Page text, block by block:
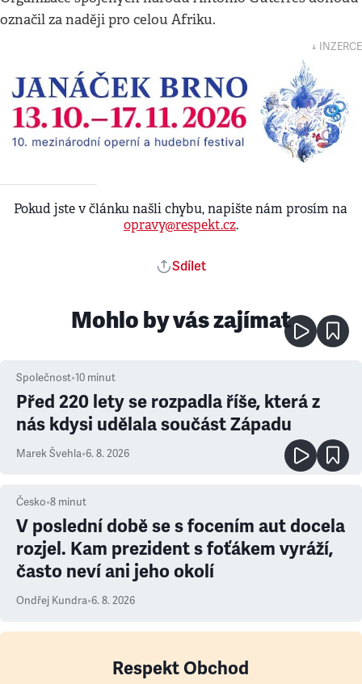
označil za naději pro celou Afriku.
↓ INZERCE
Pokud jste v článku našli chybu, napište nám prosím na
opravy@respekt.cz.
Sdílet
Mohlo by vás zajímat
Společnost•10 minut
Před 220 lety se rozpadla říše, která z
nás kdysi udělala součást Západu
Marek Švehla•6. 8. 2026
Česko•8 minut
V poslední době se s focením aut docela
rozjel. Kam prezident s foťákem vyráží,
často neví ani jeho okolí
Ondřej Kundra•6. 8. 2026
Respekt Obchod